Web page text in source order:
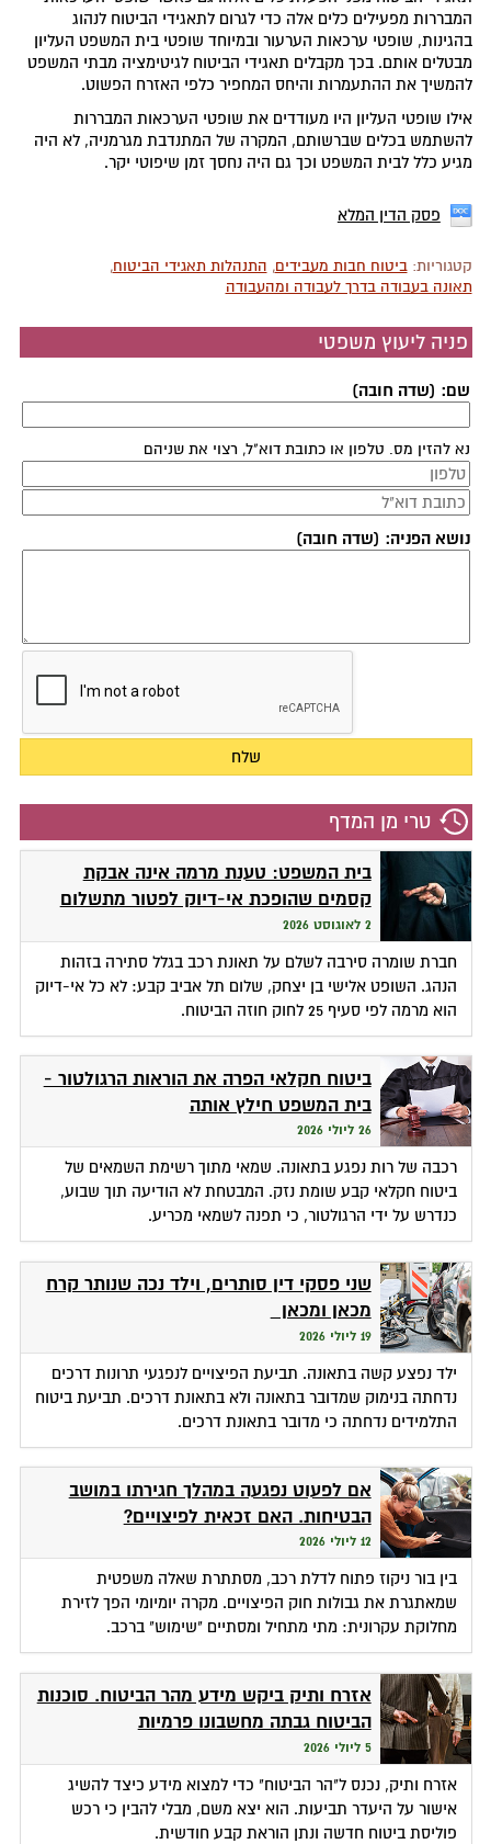
המבררות מפעילים כלים אלה כדי לגרום לתאגידי הביטוח לנהוג
בהגינות, שופטי ערכאות הערעור ובמיוחד שופטי בית המשפט העליון
מבטלים אותם. בכך מקבלים תאגידי הביטוח לגיטימציה מבתי המשפט
להמשיך את ההתעמרות והיחס המחפיר כלפי האזרח הפשוט.
אילו שופטי העליון היו מעודדים את שופטי הערכאות המבררות
להשתמש בכלים שברשותם, המקרה של המתנדבת מגרמניה, לא היה
מגיע כלל לבית המשפט וכך גם היה נחסך זמן שיפוטי יקר.
פסק הדין המלא
קטגוריות:ביטוח חבות מעבידים, התנהלות תאגידי הביטוח,
תאונה בעבודה בדרך לעבודה ומהעבודה
פניה ליעוץ משפטי
שם: (שדה חובה)
נא להזין מס. טלפון או כתובת דוא"ל, רצוי את שניהם
נושא הפניה: (שדה חובה)
טרי מן המדף
בית המשפט: טענת מרמה אינה אבקת
קסמים שהופכת אי-דיוק לפטור מתשלום
2 לאוגוסט 2026
חברת שומרה סירבה לשלם על תאונת רכב בגלל סתירה בזהות
הנהג. השופט אלישי בן יצחק, שלום תל אביב קבע: לא כל אי-דיוק
הוא מרמה לפי סעיף 25 לחוק חוזה הביטוח.
ביטוח חקלאי הפרה את הוראות הרגולטור -
בית המשפט חילץ אותה
26 ליולי 2026
רכבה של רות נפגע בתאונה. שמאי מתוך רשימת השמאים של
ביטוח חקלאי קבע שומת נזק. המבטחת לא הודיעה תוך שבוע,
כנדרש על ידי הרגולטור, כי תפנה לשמאי מכריע.
שני פסקי דין סותרים, וילד נכה שנותר קרח
מכאן ומכאן
19 ליולי 2026
ילד נפצע קשה בתאונה. תביעת הפיצויים לנפגעי תרונות דרכים
נדחתה בנימוק שמדובר בתאונה ולא בתאונת דרכים. תביעת ביטוח
התלמידים נדחתה כי מדובר בתאונת דרכים.
אם לפעוט נפגעה במהלך חגירתו במושב
הבטיחות. האם זכאית לפיצויים?
12 ליולי 2026
בין בור ניקוז פתוח לדלת רכב, מסתתרת שאלה משפטית
שמאתגרת את גבולות חוק הפיצויים. מקרה יומיומי הפך לזירת
מחלוקת עקרונית: מתי מתחיל ומסתיים "שימוש" ברכב.
אזרח ותיק ביקש מידע מהר הביטוח. סוכנות
הביטוח גבתה מחשבונו פרמיות
5 ליולי 2026
אזרח ותיק, נכנס ל"הר הביטוח" כדי למצוא מידע כיצד להשיג
אישור על היעדר תביעות. הוא יצא משם, מבלי להבין כי רכש
פוליסת ביטוח חדשה ונתן הוראת קבע חודשית.